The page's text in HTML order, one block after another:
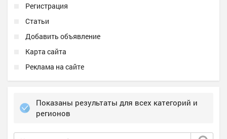
Регистрация
Статьи
Добавить объявление
Карта сайта
Реклама на сайте
Показаны результаты для всех категорий и
регионов